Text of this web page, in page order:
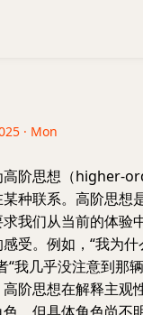
· Mon
高阶思想（higher-
种联系。高阶思想
我们从当前的体验
受。例如，“我为
“我几乎没注意到那
阶思想在解释主观